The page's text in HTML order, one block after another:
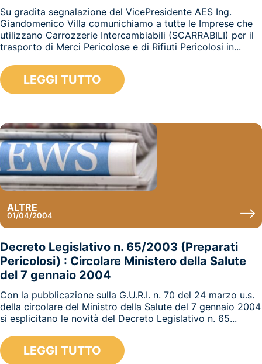
Su gradita segnalazione del VicePresidente AES Ing.
Giandomenico Villa comunichiamo a tutte le Imprese che
utilizzano Carrozzerie Intercambiabili (SCARRABILI) per il
trasporto di Merci Pericolose e di Rifiuti Pericolosi in...
LEGGI TUTTO
ALTRE
01/04/2004
Decreto Legislativo n. 65/2003 (Preparati
Pericolosi) : Circolare Ministero della Salute
del 7 gennaio 2004
Con la pubblicazione sulla G.U.R.I. n. 70 del 24 marzo u.s.
della circolare del Ministro della Salute del 7 gennaio 2004
si esplicitano le novità del Decreto Legislativo n. 65...
LEGGI TUTTO